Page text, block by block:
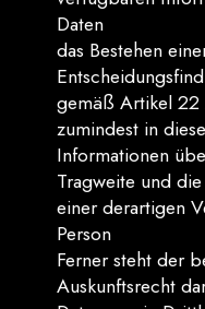
Daten
das Bestehen
gemäß Artikel
zumindest in
Informationen
Tragweite und
einer derartigen
Person
Ferner steht der
Auskunftsrecht